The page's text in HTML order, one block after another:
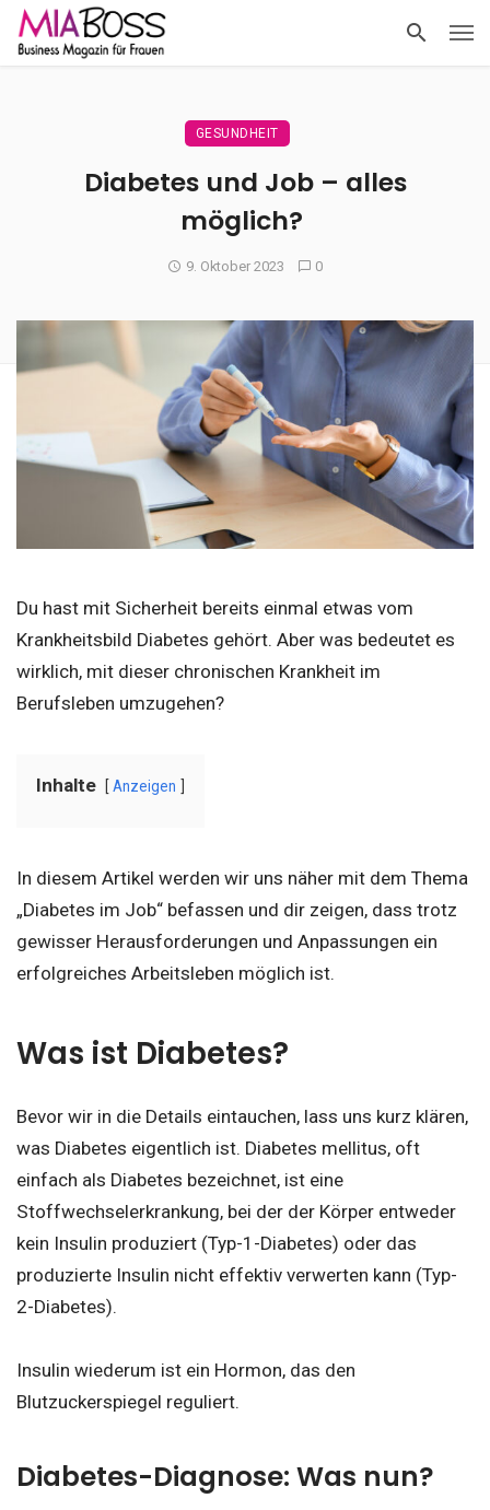
GESUNDHEIT
Diabetes und Job – alles
möglich?
9. Oktober 2023 0
Du hast mit Sicherheit bereits einmal etwas vom
Krankheitsbild Diabetes gehört. Aber was bedeutet es
wirklich, mit dieser chronischen Krankheit im
Berufsleben umzugehen?
Inhalte Anzeigen
In diesem Artikel werden wir uns näher mit dem Thema
„Diabetes im Job“ befassen und dir zeigen, dass trotz
gewisser Herausforderungen und Anpassungen ein
erfolgreiches Arbeitsleben möglich ist.
Was ist Diabetes?
Bevor wir in die Details eintauchen, lass uns kurz klären,
was Diabetes eigentlich ist. Diabetes mellitus, oft
einfach als Diabetes bezeichnet, ist eine
Stoffwechselerkrankung, bei der der Körper entweder
kein Insulin produziert (Typ-1-Diabetes) oder das
produzierte Insulin nicht effektiv verwerten kann (Typ-
2-Diabetes).
Insulin wiederum ist ein Hormon, das den
Blutzuckerspiegel reguliert.
Diabetes-Diagnose: Was nun?